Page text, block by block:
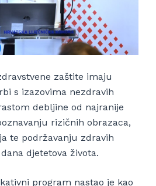
zaštite imaju
s izazovima nezdravih
debljine od najranije
rizičnih obrazaca,
te podržavanju zdravih
djetetova života.
program nastao je kao